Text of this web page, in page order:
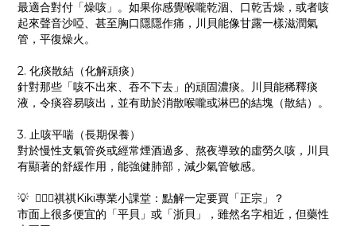
最適合對付「燥咳」。如果你感覺喉嚨乾涸、口乾舌燥，或者咳
起來聲音沙啞、甚至胸口隱隱作痛，川貝能像甘露一樣滋潤氣
管，平復燥火。
2. 化痰散結（化解頑痰）
針對那些「咳不出來、吞不下去」的頑固濃痰。川貝能稀釋痰
液，令痰容易咳出，並有助於消散喉嚨或淋巴的結塊（散結）。
3. 止咳平喘（長期保養）
對於慢性支氣管炎或經常煙酒過多、熬夜導致的虛勞久咳，川貝
有顯著的舒緩作用，能強健肺部，減少氣管敏感。
💡 👱🏻‍♀️祺祺Kiki專業小課堂：點解一定要買「正宗」？
市面上很多便宜的「平貝」或「浙貝」，雖然名字相近，但藥性